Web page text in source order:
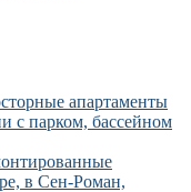
апартаменты
с парком, бассейном
в Сен-Роман,